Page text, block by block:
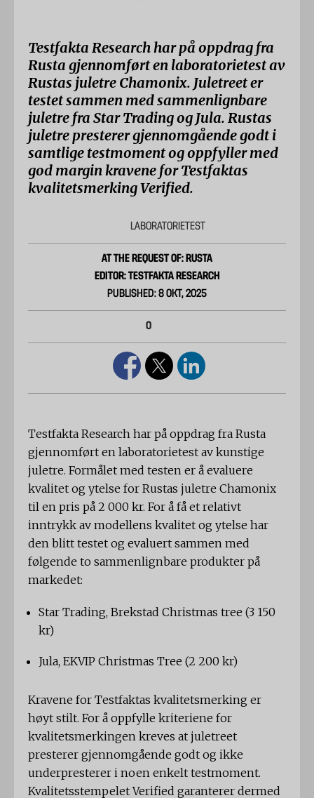
Testfakta Research har på oppdrag fra
Rusta gjennomført en laboratorietest av
Rustas juletre Chamonix. Juletreet er
testet sammen med sammenlignbare
juletre fra Star Trading og Jula. Rustas
juletre presterer gjennomgående godt i
samtlige testmoment og oppfyller med
god margin kravene for Testfaktas
kvalitetsmerking Verified.
LABORATORIETEST
AT THE REQUEST OF: RUSTA
EDITOR: TESTFAKTA RESEARCH
PUBLISHED: 8 OKT, 2025
0
Testfakta Research har på oppdrag fra Rusta
gjennomført en laboratorietest av kunstige
juletre. Formålet med testen er å evaluere
kvalitet og ytelse for Rustas juletre Chamonix
til en pris på 2 000 kr. For å få et relativt
inntrykk av modellens kvalitet og ytelse har
den blitt testet og evaluert sammen med
følgende to sammenlignbare produkter på
markedet:
Star Trading, Brekstad Christmas tree (3 150
kr)
Jula, EKVIP Christmas Tree (2 200 kr)
Kravene for Testfaktas kvalitetsmerking er
høyt stilt. For å oppfylle kriteriene for
kvalitetsmerkingen kreves at juletreet
presterer gjennomgående godt og ikke
underpresterer i noen enkelt testmoment.
Kvalitetsstempelet Verified garanterer dermed